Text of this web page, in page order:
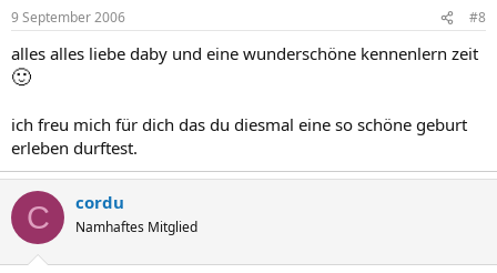
9 September 2006 #8
alles alles liebe daby und eine wunderschöne kennenlern zeit
🙂
ich freu mich für dich das du diesmal eine so schöne geburt
erleben durftest.
C cordu
Namhaftes Mitglied